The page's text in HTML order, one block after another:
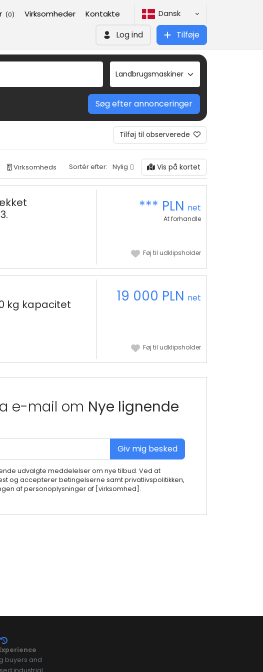
(0) Virksomheder Kontakte Dansk
Log ind Tilføje
Søg efter annonceringer
Tilføj til observerede
Virksomheds Sortér efter: Nylig Vis på kortet
*** PLN net
At forhandle
Føj til udklipsholder
kg kapacitet
19 000 PLN net
Føj til udklipsholder
e-mail om Nye lignende
Giv mig besked
udvalgte meddelelser om nye tilbud. Ved at
og accepterer betingelserne samt privatlivspolitikken,
af personoplysninger af [virksomhed].
buyers and
industrial